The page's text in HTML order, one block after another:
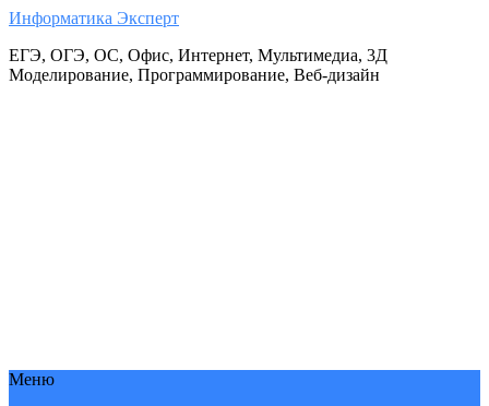
Информатика Эксперт
ЕГЭ, ОГЭ, ОС, Офис, Интернет, Мультимедиа, 3Д
Моделирование, Программирование, Веб-дизайн
Меню